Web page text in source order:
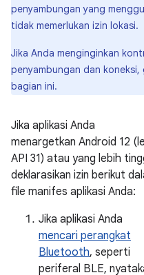
penyambungan yang
tidak memerlukan izin lokasi.
Jika Anda menginginkan
penyambungan dan
bagian ini.
Jika aplikasi Anda
menargetkan Android 12
API 31) atau yang lebih
deklarasikan izin berikut
file manifes aplikasi Anda:
Jika aplikasi Anda
mencari perangkat
Bluetooth, seperti
periferal BLE,